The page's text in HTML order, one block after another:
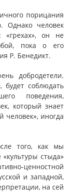
порицания
Однако человек
«грехах», он не
пока о его
Р. Бенедикт.
добродетели.
будет соблюдать
поведения,
который знает
человек», иногда
того, как мы
стыда»
ценностной
и западной,
на сей